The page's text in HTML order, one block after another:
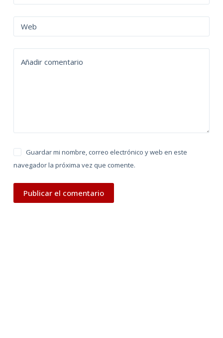
Web
Añadir comentario
Guardar mi nombre, correo electrónico y web en este
navegador la próxima vez que comente.
Publicar el comentario
a
t